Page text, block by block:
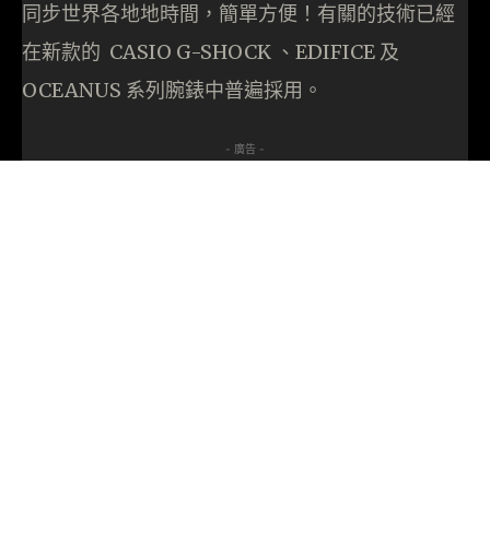
同步世界各地地時間，簡單方便！有關的技術已經
在新款的 CASIO G-SHOCK 、EDIFICE 及
OCEANUS 系列腕錶中普遍採用。
- 廣告 -